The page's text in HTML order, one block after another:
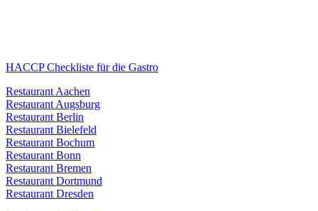
HACCP Checkliste für die Gastro
Restaurant Aachen
Restaurant Augsburg
Restaurant Berlin
Restaurant Bielefeld
Restaurant Bochum
Restaurant Bonn
Restaurant Bremen
Restaurant Dortmund
Restaurant Dresden